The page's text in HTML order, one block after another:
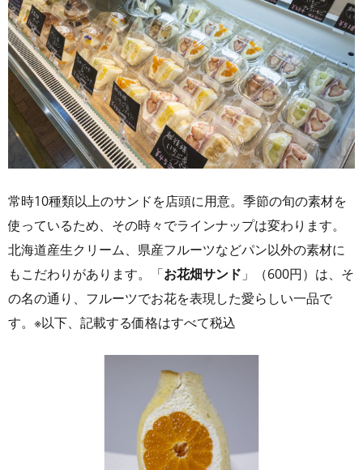
常時10種類以上のサンドを店頭に用意。季節の旬の素材を
使っているため、その時々でラインナップは変わります。
北海道産生クリーム、県産フルーツなどパン以外の素材に
もこだわりがあります。「お花畑サンド 」（600円）は、そ
の名の通り、フルーツでお花を表現した愛らしい一品で
す。※以下、記載する価格はすべて税込